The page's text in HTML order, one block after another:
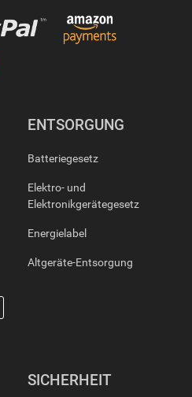
ENTSORGUNG
Batteriegesetz
Elektro- und
Elektronikgerätegesetz
Energielabel
Altgeräte-Entsorgung
SICHERHEIT